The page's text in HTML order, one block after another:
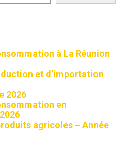
à La Réunion
et d’importation
2026
en
agricoles – Année